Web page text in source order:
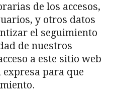
de los accesos,
y otros datos
el seguimiento
de nuestros
a este sitio web
para que